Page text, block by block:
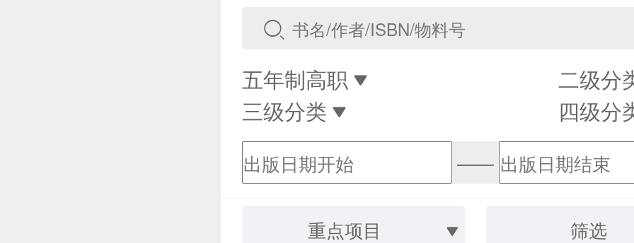
五年制高职
二级分
三级分类
四级分
——
重点项目 筛选